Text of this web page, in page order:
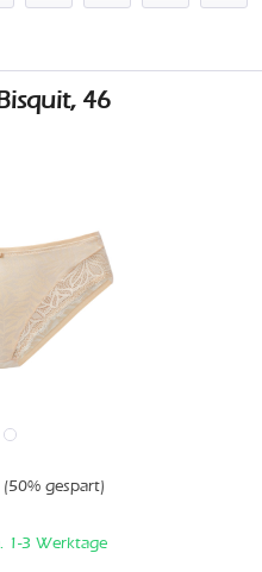
46
(50% gespart)
1-3 Werktage